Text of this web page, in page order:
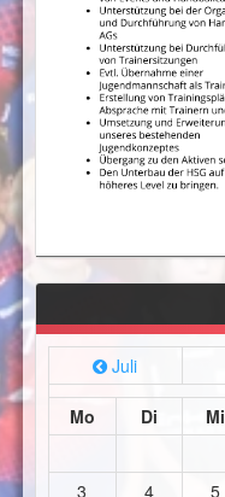
Juli
Mo Di Mi
3
4 5